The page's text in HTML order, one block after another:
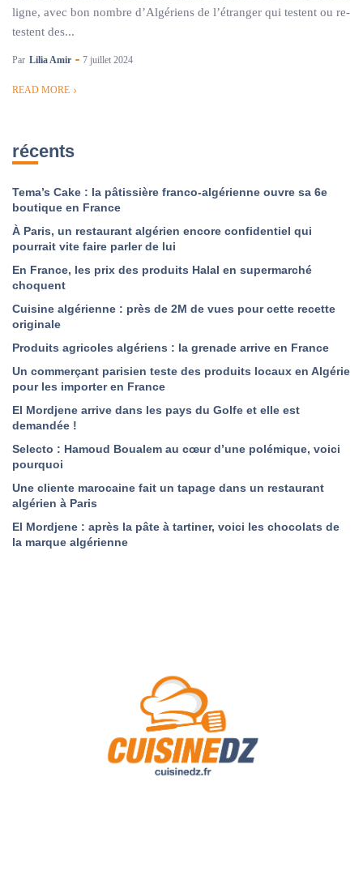
ligne, avec bon nombre d’Algériens de l’étranger qui testent ou re-
testent des...
Par Lilia Amir 7 juillet 2024
READ MORE
récents
Tema’s Cake : la pâtissière franco-algérienne ouvre sa 6e
boutique en France
À Paris, un restaurant algérien encore confidentiel qui
pourrait vite faire parler de lui
En France, les prix des produits Halal en supermarché
choquent
Cuisine algérienne : près de 2M de vues pour cette recette
originale
Produits agricoles algériens : la grenade arrive en France
Un commerçant parisien teste des produits locaux en Algérie
pour les importer en France
El Mordjene arrive dans les pays du Golfe et elle est
demandée !
Selecto : Hamoud Boualem au cœur d’une polémique, voici
pourquoi
Une cliente marocaine fait un tapage dans un restaurant
algérien à Paris
El Mordjene : après la pâte à tartiner, voici les chocolats de
la marque algérienne